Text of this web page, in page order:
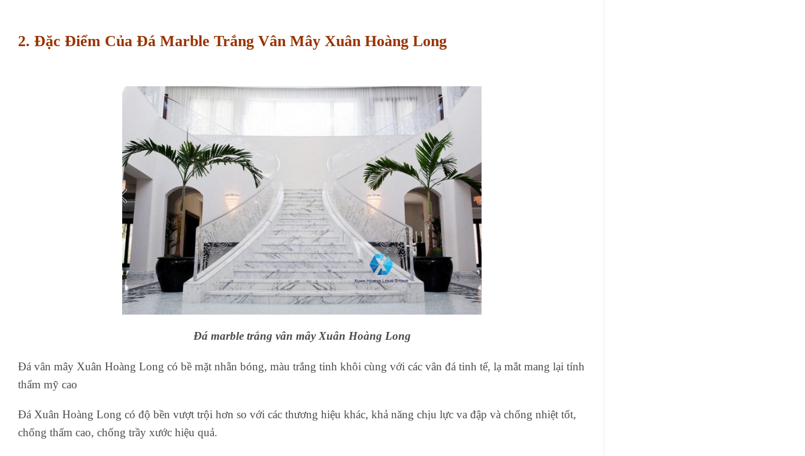
2. Đặc Điểm Của Đá Marble Trắng Vân Mây Xuân Hoàng Long
Đá marble trắng vân mây Xuân Hoàng Long
Đá vân mây Xuân Hoàng Long có bề mặt nhẵn bóng, màu trắng tinh khôi cùng với các vân đá tinh tế, lạ mắt mang lại tính
thẩm mỹ cao
Đá Xuân Hoàng Long có độ bền vượt trội hơn so với các thương hiệu khác, khả năng chịu lực va đập và chống nhiệt tốt,
chống thấm cao, chống trầy xước hiệu quả.